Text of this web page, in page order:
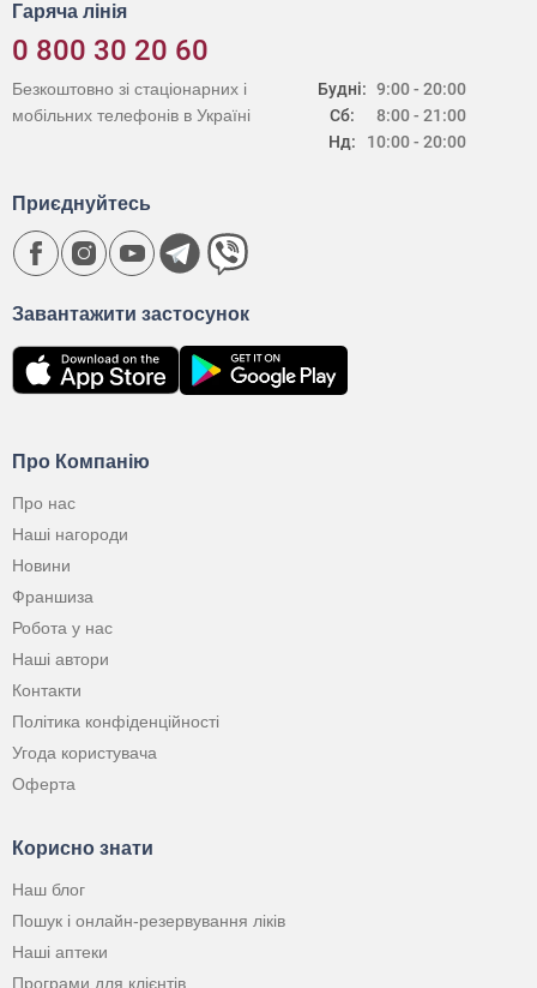
Гаряча лінія
0 800 30 20 60
Будні:
Сб:
Нд:
9:00 - 20:00
8:00 - 21:00
10:00 - 20:00
Безкоштовно зі стаціонарних і
мобільних телефонів в Україні
Про Компанію
Про нас
Наші нагороди
Новини
Франшиза
Робота у нас
Наші автори
Контакти
Політика конфіденційності
Угода користувача
Оферта
Корисно знати
Наш блог
Пошук і онлайн-резервування ліків
Наші аптеки
Програми для клієнтів
Завантажити застосунок
Приєднуйтесь